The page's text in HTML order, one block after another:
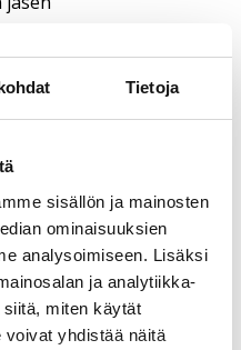
Tietoja
sisällön ja mainosten
ominaisuuksien
analysoimiseen. Lisäksi
ja analytiikka-
miten käytät
yhdistää näitä